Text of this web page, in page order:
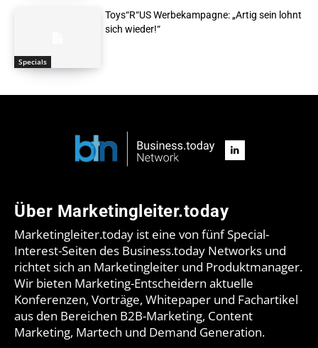
Specials
Toys“R“US Werbekampagne: „Artig sein lohnt
sich wieder!“
Über Marketingleiter.today
Marketingleiter.today ist eine von fünf Special-
Interest-Seiten des Business.today Networks und
richtet sich an Marketingleiter und Produktmanager.
Wir bieten Marketing-Entscheidern aktuelle
Konferenzen, Vorträge, Whitepaper und Fachartikel
aus den Bereichen B2B-Marketing, Content
Marketing, Martech und Demand Generation.